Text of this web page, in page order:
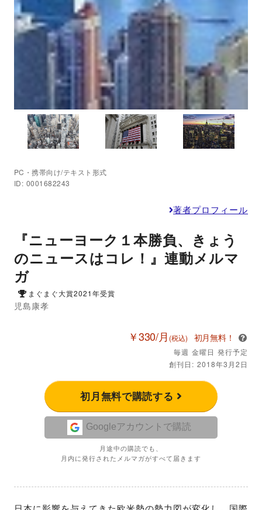
PC・携帯向け/テキスト形式
ID: 0001682243
著者プロフィール
『ニューヨーク１本勝負、きょう
のニュースはコレ！』連動メルマ
ガ
まぐまぐ大賞2021年受賞
児島康孝
￥330/月 (税込) 初月無料！
毎週 金曜日 発行予定
創刊日: 2018年3月2日
初月無料で購読する
Googleアカウントで購読
月途中の購読でも、
月内に発行されたメルマガがすべて届きます